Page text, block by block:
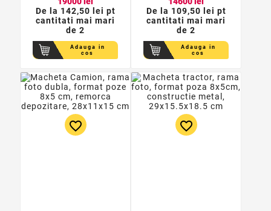
De la 142,50 lei pt
cantitati mai mari
de 2
Adauga in
cos
De la 109,50 lei pt
cantitati mai mari
de 2
Adauga in
cos
favorite_border favorite_border